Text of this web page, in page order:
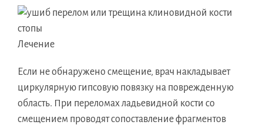
Лечение
Если не обнаружено смещение, врач накладывает
циркулярную гипсовую повязку на поврежденную
область. При переломах ладьевидной кости со
смещением проводят сопоставление фрагментов